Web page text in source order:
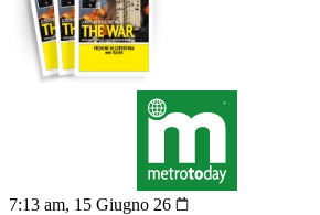
7:13 am, 15 Giugno 26